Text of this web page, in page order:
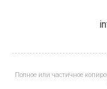
Полное или частичное